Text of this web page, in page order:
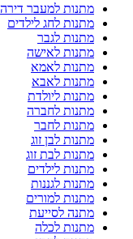
מתנות למעבר דירה
מתנות לחג לילדים
מתנות לגבר
מתנות לאישה
מתנות לאמא
מתנות לאבא
מתנות ליולדת
מתנות לחברה
מתנות לחבר
מתנות לבן זוג
מתנות לבת זוג
מתנות לילדים
מתנות לגננות
מתנות למורים
מתנה לסייעת
מתנות לכלה